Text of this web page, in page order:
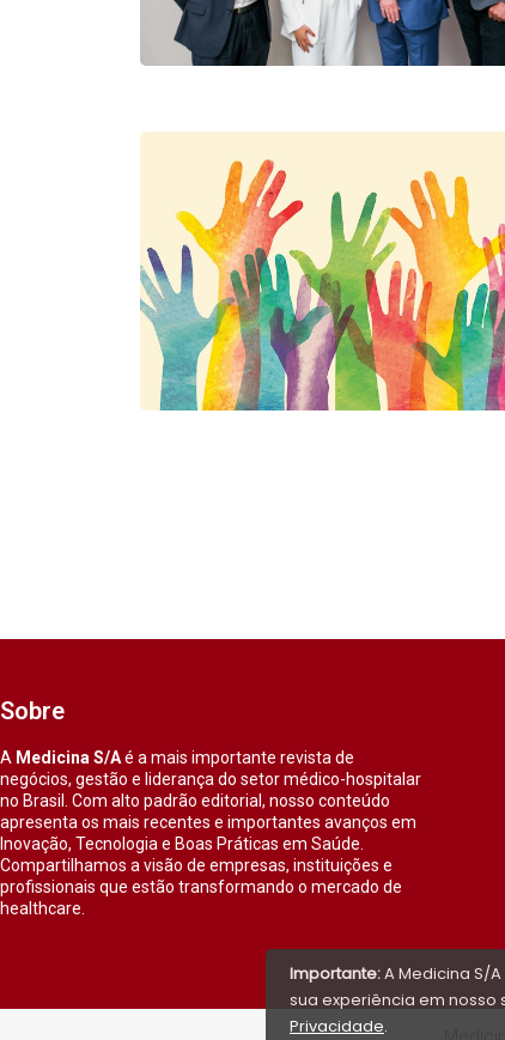
Sobre
A Medicina S/Aé a mais importante revista de
negócios, gestão e liderança do setor médico-hospitalar
no Brasil. Com alto padrão editorial, nosso conteúdo
apresenta os mais recentes e importantes avanços em
Inovação, Tecnologia e Boas Práticas em Saúde.
Compartilhamos a visão de empresas, instituições e
profissionais que estão transformando o mercado de
healthcare.
Importante:A Medicina S/
sua experiência em nosso
Privacidade.